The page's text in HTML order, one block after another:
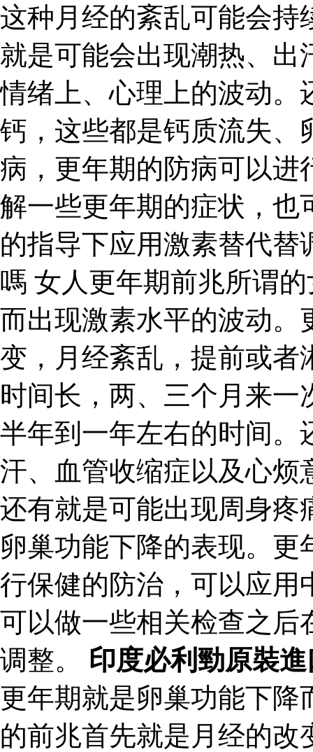
这种月经的紊乱可能会持
就是可能会出现潮热、出
情绪上、心理上的波动。
钙，这些都是钙质流失、
病，更年期的防病可以进
解一些更年期的症状，也
的指导下应用激素替代
嗎 女人更年期前兆所谓
而出现激素水平的波动。
变，月经紊乱，提前或者
时间长，两、三个月来
半年到一年左右的时间。
汗、血管收缩症以及心烦
还有就是可能出现周身疼
卵巢功能下降的表现。
行保健的防治，可以应用
可以做一些相关检查之后
调整。 印度必利勁原裝進
更年期就是卵巢功能下降
的前兆首先就是月经的